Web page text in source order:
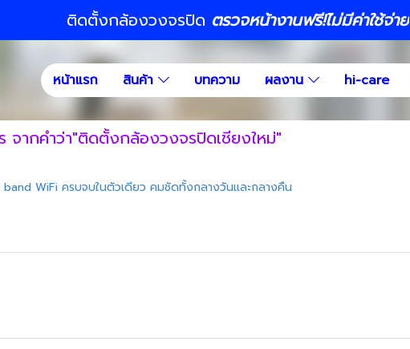
ติดตั้งกล้องวงจรปิด ตรวจหน้างานฟรี!ไม่มีค่าใช้จ่าย
หน้าแรก สินค้า บทความ ผลงาน hi-care
จากคำว่า"ติดตั้งกล้องวงจรปิดเชียงใหม่"
WiFi ครบจบในตัวเดียว คมชัดทั้งกลางวันและกลางคืน